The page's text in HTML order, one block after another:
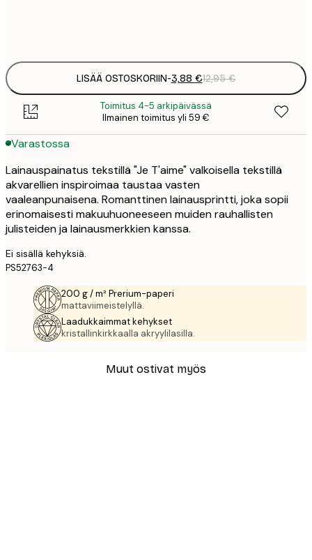
LISÄÄ OSTOSKORIIN-3,88 €12,95 €
Toimitus 4-5 arkipäivässä
Ilmainen toimitus yli 59 €
Varastossa
Lainauspainatus tekstillä "Je T'aime" valkoisella tekstillä
akvarellien inspiroimaa taustaa vasten
vaaleanpunaisena. Romanttinen lainausprintti, joka sopii
erinomaisesti makuuhuoneeseen muiden rauhallisten
julisteiden ja lainausmerkkien kanssa.
Ei sisällä kehyksiä.
PS52763-4
200 g / m² Prerium-paperi
mattaviimeistelyllä.
Laadukkaimmat kehykset
kristallinkirkkaalla akryylilasilla.
Muut ostivat myös